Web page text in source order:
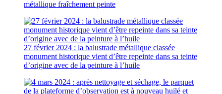
métallique fraîchement peinte
27 février 2024 : la balustrade métallique classée
monument historique vient d’être repeinte dans sa teinte
d’origine avec de la peinture à l’huile